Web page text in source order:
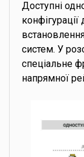
Доступні
систем. У
спеціальне
напрямної